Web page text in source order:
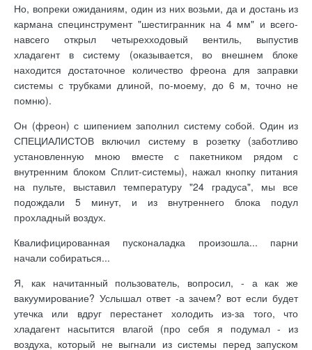
Но, вопреки ожиданиям, один из них возьми, да и достань из
кармана специнструмент "шестигранник на 4 мм" и всего-
навсего открыл четырехходовый вентиль, выпустив
хладагент в систему (оказывается, во внешнем блоке
находится достаточное количество фреона для заправки
системы с трубками длиной, по-моему, до 6 м, точно не
помню).
Он (фреон) с шипением заполнил систему собой. Один из
СПЕЦИАЛИСТОВ включил систему в розетку (заботливо
установленную мною вместе с пакетником рядом с
внутренним блоком Сплит-системы), нажал кнопку питания
на пульте, выставил температуру "24 градуса", мы все
подождали 5 минут, и из внутреннего блока подул
прохладный воздух.
Квалифицированная пусконаладка произошла... парни
начали собираться...
Я, как начитанный пользователь, вопросил, - а как же
вакуумирование? Услышал ответ -а зачем? вот если будет
утечка или вдруг перестанет холодить из-за того, что
хладагент насытится влагой (про себя я подумал - из
воздуха, который не выгнали из системы перед запуском